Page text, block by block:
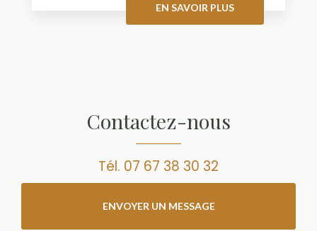
EN SAVOIR PLUS
Contactez-nous
Tél. 07 67 38 30 32
ENVOYER UN MESSAGE